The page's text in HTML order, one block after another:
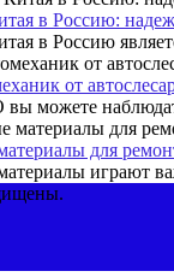
в Россию:
в Россию
от
можете
для
играют